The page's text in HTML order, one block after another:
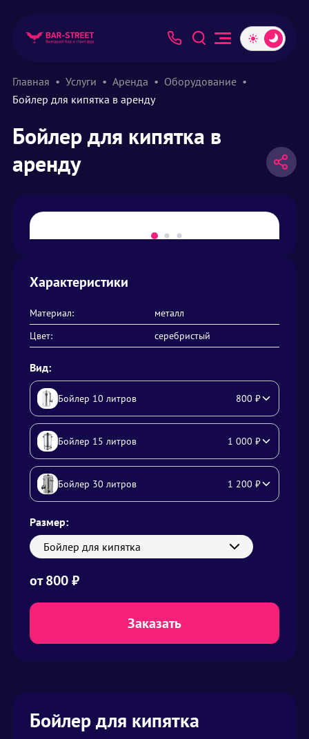
Главная Услуги Аренда
Оборудование
Бойлер для кипятка в аренду
Бойлер для кипятка в
аренду
Характеристики
Материал:
металл
Цвет:
серебристый
Вид:
Бойлер 10 литров 800 ₽
Бойлер 15 литров 1 000 ₽
Бойлер 30 литров 1 200 ₽
Размер:
Бойлер для кипятка
от800₽
Заказать
Бойлер для кипятка